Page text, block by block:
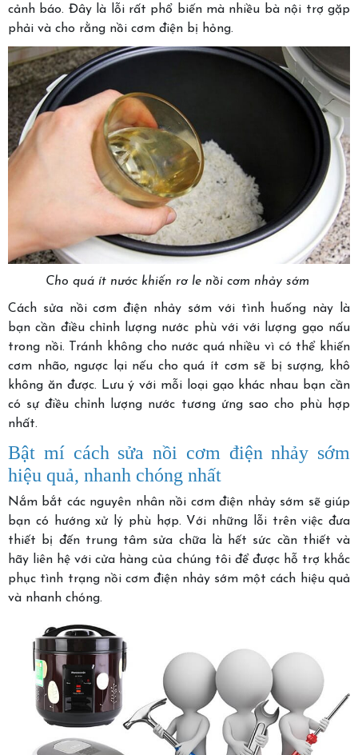
cảnh báo. Đây là lỗi rất phổ biến mà nhiều bà nội trợ gặp
phải và cho rằng nồi cơm điện bị hỏng.
Cho quá ít nước khiến rơ le nồi cơm nhảy sớm
Cách sửa nồi cơm điện nhảy sớm với tình huống này là
bạn cần điều chỉnh lượng nước phù với với lượng gạo nấu
trong nồi. Tránh không cho nước quá nhiều vì có thể khiến
cơm nhão, ngược lại nếu cho quá ít cơm sẽ bị sượng, khô
không ăn được. Lưu ý với mỗi loại gạo khác nhau bạn cần
có sự điều chỉnh lượng nước tương ứng sao cho phù hợp
nhất.
Bật mí cách sửa nồi cơm điện nhảy sớm
hiệu quả, nhanh chóng nhất
Nắm bắt các nguyên nhân nồi cơm điện nhảy sớm sẽ giúp
bạn có hướng xử lý phù hợp. Với những lỗi trên việc đưa
thiết bị đến trung tâm sửa chữa là hết sức cần thiết và
hãy liên hệ với cửa hàng của chúng tôi để được hỗ trợ khắc
phục tình trạng nồi cơm điện nhảy sớm một cách hiệu quả
và nhanh chóng.